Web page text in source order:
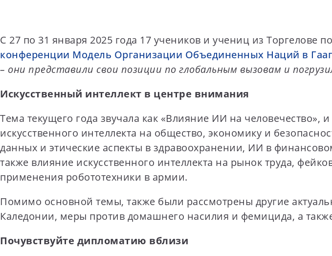
n
t
e
t
С 27 по 31 января 2025 года 17 учеников и учениц из Торгелове
конференции Модель Организации Объединенных Наций в
– они представили свои позиции по глобальным вызовам и
Искусственный интеллект в центре внимания
Тема текущего года звучала как «Влияние ИИ на
искусственного интеллекта на общество, экономику и
данных и этические аспекты в здравоохранении, ИИ в
также влияние искусственного интеллекта на рынок труда,
применения робототехники в армии.
Помимо основной темы, также были рассмотрены другие
Каледонии, меры против домашнего насилия и фемицида, а
Почувствуйте дипломатию вблизи